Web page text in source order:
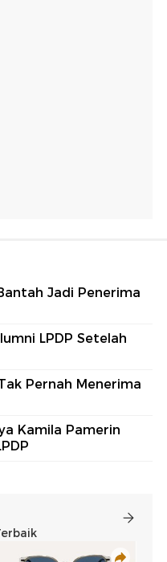
Jadi Penerima
LPDP Setelah
Pernah Menerima
Kamila Pamerin